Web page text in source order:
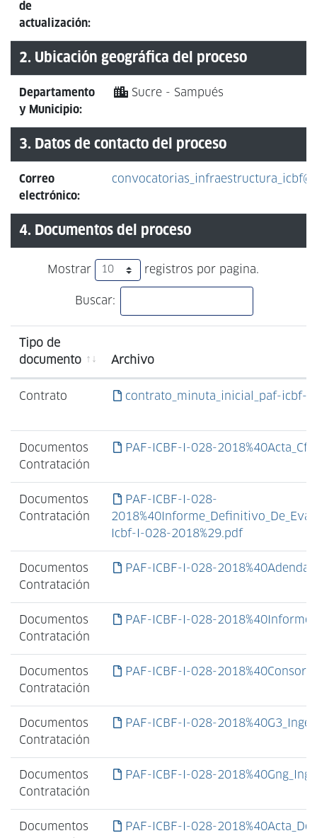
de
actualización:
2. Ubicación geográfica del proceso
Departamento
y Municipio:
Sucre - Sampués
3. Datos de contacto del proceso
Correo
electrónico:
4. Documentos del proceso
Mostrar registros por pagina.
Buscar:
Tipo de
documento
Archivo
Contrato contrato_minuta_inicial_paf-icbf-
Documentos
Contratación
PAF-ICBF-I-028-
Documentos
Contratación
PAF-ICBF-I-028-
Icbf-I-028-2018%29.pdf
Documentos
Contratación
PAF-ICBF-I-028-
Documentos
Contratación
PAF-ICBF-I-028-
Documentos
Contratación
PAF-ICBF-I-028-
Documentos
Contratación
PAF-ICBF-I-028-
Documentos
Contratación
PAF-ICBF-I-028-
Documentos PAF-ICBF-I-028-